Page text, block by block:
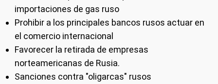
importaciones de gas ruso
Prohibir a los principales bancos rusos actuar en
el comercio internacional
Favorecer la retirada de empresas
norteamericanas de Rusia.
Sanciones contra "oligarcas" rusos